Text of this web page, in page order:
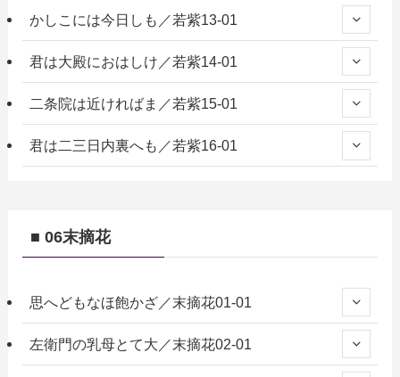
かしこには今日しも／若紫13-01
君は大殿におはしけ／若紫14-01
二条院は近ければま／若紫15-01
君は二三日内裏へも／若紫16-01
■ 06末摘花
思へどもなほ飽かざ／末摘花01-01
左衛門の乳母とて大／末摘花02-01